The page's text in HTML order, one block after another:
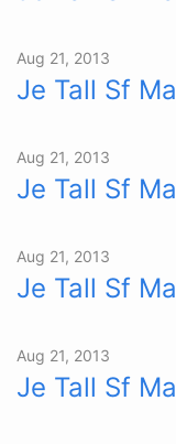
Aug 21, 2013
Je Tall Sf
Aug 21, 2013
Je Tall Sf
Aug 21, 2013
Je Tall Sf
Aug 21, 2013
Je Tall Sf